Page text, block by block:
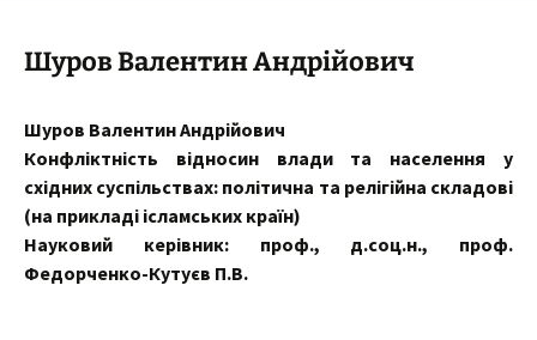
Шуров Валентин Андрійович
Шуров Валентин Андрійович
Конфліктність відносин влади та населення у
східних суспільствах: політична та релігійна складові
(на прикладі ісламських країн)
Науковий керівник: проф., д.соц.н., проф.
Федорченко-Кутуєв П.В.